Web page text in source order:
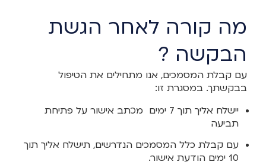
מה קורה לאחר הגשת
הבקשה ?
עם קבלת המסמכים, אנו מתחילים את הטיפול
בבקשתך. במסגרת זו:
יישלח אליך תוך 7 ימים מכתב אישור על פתיחת
תביעה
עם קבלת כלל המסמכים הנדרשים, תישלח אליך תוך
10 ימים הודעת אישור.